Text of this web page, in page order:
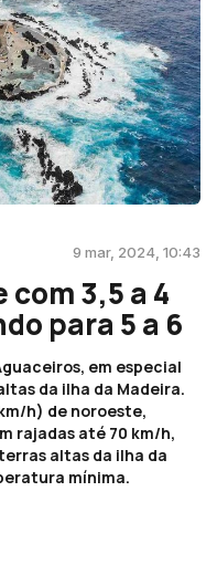
9 mar, 2024, 10:43
3,5 a 4
para 5 a 6
em especial
da ilha da Madeira.
h) de noroeste,
rajadas até 70 km/h,
altas da ilha da
mínima.